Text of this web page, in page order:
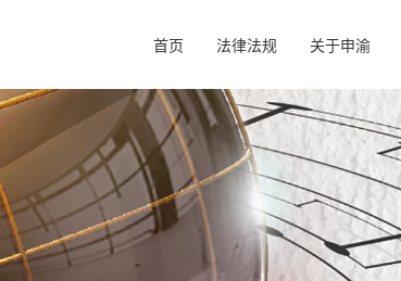
首页 法律法规 关于申渝